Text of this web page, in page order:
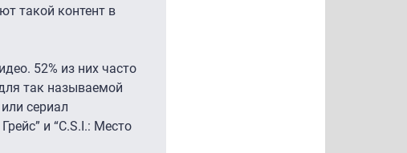
такой контент в
52% из них часто
так называемой
сериал
и “C.S.I.: Место